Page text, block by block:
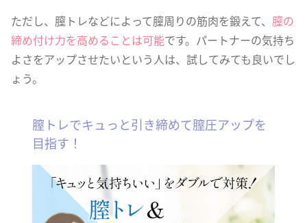
ただし、膣トレなどによって膣周りの筋肉を鍛えて、 膣の
締め付け力を高めることは可能です。パートナーの気持ち
よさをアップさせたいという人は、試してみても良いでし
ょう。
膣トレでキュっと引き締めて膣圧アップを
目指す！